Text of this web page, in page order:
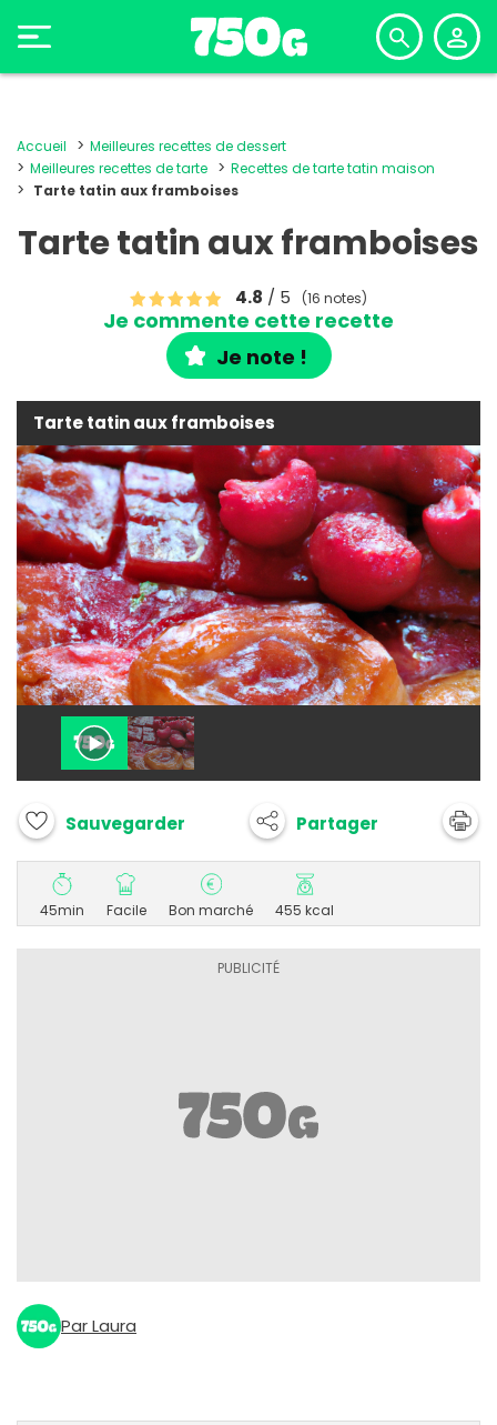
Accueil
Meilleures recettes de dessert
Meilleures recettes de tarte
Recettes de tarte tatin maison
Tarte tatin aux framboises
Tarte tatin aux framboises
4.8 / 5 (16 notes)
Je commente cette recette
Je note !
Tarte tatin aux framboises
Sauvegarder Partager
45min Facile Bon marché 455 kcal
Par Laura